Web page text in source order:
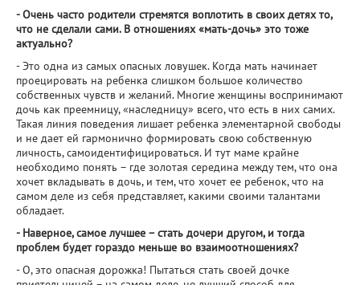
- Очень часто родители стремятся воплотить в своих детях то,
что не сделали сами. В отношениях «мать-дочь» это тоже
актуально?
- Это одна из самых опасных ловушек. Когда мать начинает
проецировать на ребенка слишком большое количество
собственных чувств и желаний. Многие женщины воспринимают
дочь как преемницу, «наследницу» всего, что есть в них самих.
Такая линия поведения лишает ребенка элементарной свободы
и не дает ей гармонично формировать свою собственную
личность, самоидентифицироваться. И тут маме крайне
необходимо понять – где золотая середина между тем, что она
хочет вкладывать в дочь, и тем, что хочет ее ребенок, что на
самом деле из себя представляет, какими своими талантами
обладает.
- Наверное, самое лучшее – стать дочери другом, и тогда
проблем будет гораздо меньше во взаимоотношениях?
- О, это опасная дорожка! Пытаться стать своей дочке